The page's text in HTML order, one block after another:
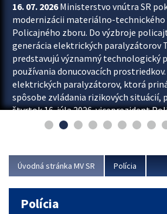
16. 07. 2026Ministerstvo vnútra SR
modernizácii materiálno-technického
Policajného zboru. Do výzbroje
generácia elektrických paralyzátorov
predstavujú významný technologický
používania donucovacích
elektrických paralyzátorov, ktorá
spôsobe zvládania rizikových situácií,
štvrtok 16. júla 2026 viceprezident
Rastislav Polakovič a riaditeľ odboru
Úvodná stránka MV SR Polícia
Polícia